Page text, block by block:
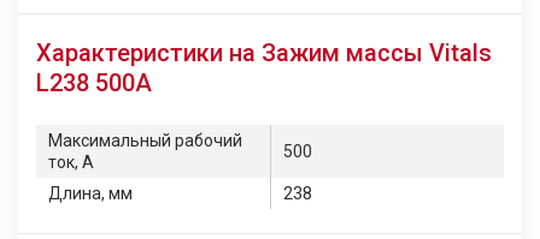
Характеристики на Зажим массы Vitals
L238 500A
Максимальный рабочий
ток, А
500
Длина, мм 238